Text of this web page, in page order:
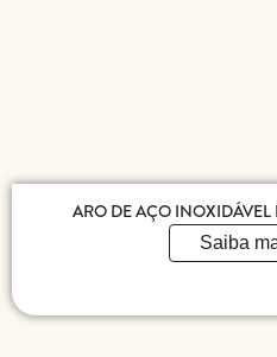
ARO DE AÇO INOXIDÁVEL
Saiba